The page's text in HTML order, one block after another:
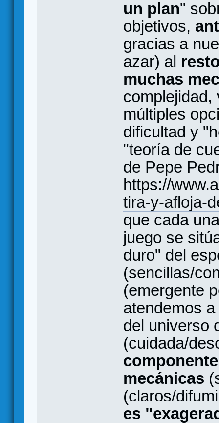
un plan"
objetivos,
gracias a
azar) al
muchas
complejidad,
múltiples
dificultad y
"teoría de
de Pepe
https://
tira-y-afloja-
que cada
juego se
duro" del
(sencillas/
(emergente
atendemos
del universo
(cuidada/
mecánicas
(claros/
es